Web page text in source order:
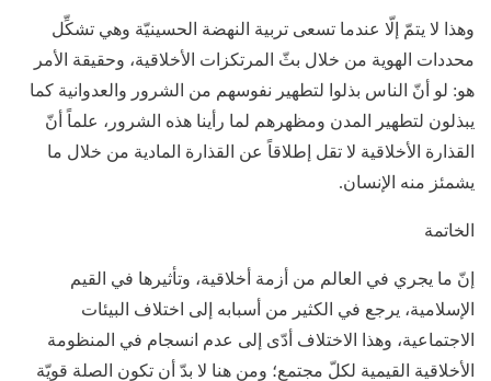
وهذا لا يتمّ إلّا عندما تسعى تربية النهضة الحسينيّة وهي تشكِّل
محددات الهوية من خلال بثّ المرتكزات الأخلاقية، وحقيقة الأمر
هو: لو أنّ الناس بذلوا لتطهير نفوسهم من الشرور والعدوانية كما
يبذلون لتطهير المدن ومظهرهم لما رأينا هذه الشرور، علماً أنّ
القذارة الأخلاقية لا تقل إطلاقاً عن القذارة المادية من خلال ما
يشمئز منه الإنسان.
الخاتمة
إنّ ما يجري في العالم من أزمة أخلاقية، وتأثيرها في القيم
الإسلامية، يرجع في الكثير من أسبابه إلى اختلاف البيئات
الاجتماعية، وهذا الاختلاف أدّى إلى عدم انسجام في المنظومة
الأخلاقية القيمية لكلّ مجتمع؛ ومن هنا لا بدّ أن تكون الصلة قويّة